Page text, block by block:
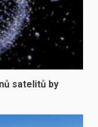
satelitů by